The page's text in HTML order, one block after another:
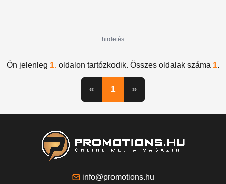
hirdetés
Ön jelenleg 1. oldalon tartózkodik. Összes oldalak száma 1.
« 1 »
info@promotions.hu